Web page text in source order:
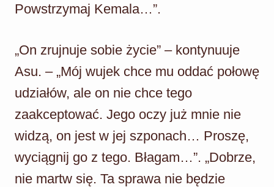
Powstrzymaj Kemala…”.
„On zrujnuje sobie życie” – kontynuuje
Asu. – „Mój wujek chce mu oddać połowę
udziałów, ale on nie chce tego
zaakceptować. Jego oczy już mnie nie
widzą, on jest w jej szponach… Proszę,
wyciągnij go z tego. Błagam…”. „Dobrze,
nie martw się. Ta sprawa nie będzie